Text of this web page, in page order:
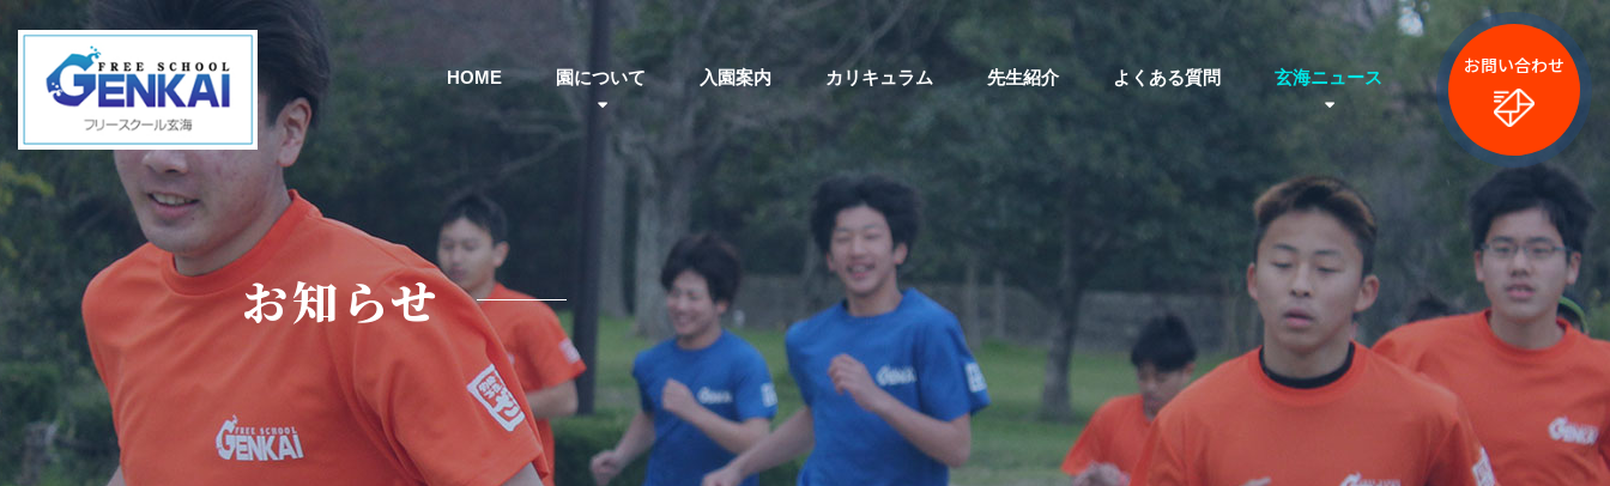
HOME 園について 入園案内 カリキュラム 先生紹介 よくある質問 玄海ニュース
お問い合わせ
お知らせ